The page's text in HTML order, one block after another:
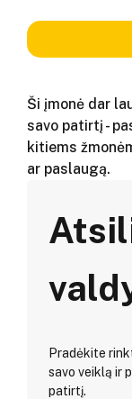
Ši įmonė dar
savo patirtį -
kitiems
ar paslaugą.
Pradėkite
savo veiklą ir
patirtį.